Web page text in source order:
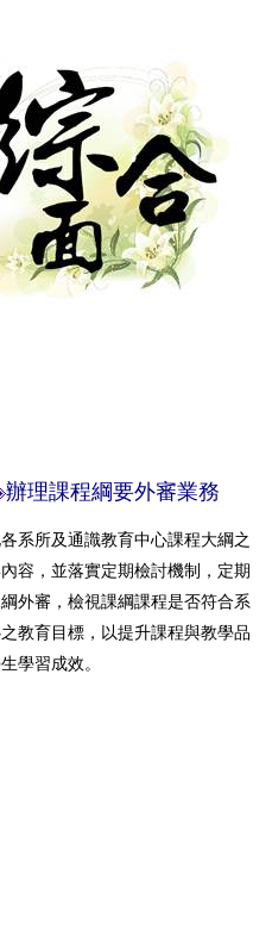
辦理課程綱要外審業務
系所及通識教育中心課程大綱之
容，並落實定期檢討機制，定期
外審，檢視課綱課程是否符合系
教育目標，以提升課程與教學品
學習成效。